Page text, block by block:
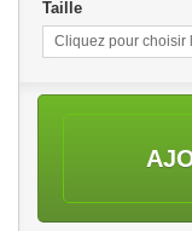
Taille
Cliquez pour choisir